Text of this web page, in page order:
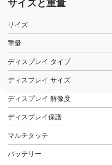
サイズ
重量
ディスプレイ タイプ
ディスプレイ サイズ
ディスプレイ 解像度
ディスプレイ保護
マルチタッチ
バッテリー